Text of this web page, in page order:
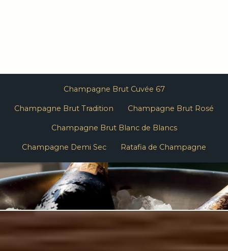
Champagne Brut Cuvée 67
Champagne Brut Tradition Champagne Brut Rosé
Champagne Brut Blanc de Blancs
Champagne Demi Sec Ratafia de Champagne